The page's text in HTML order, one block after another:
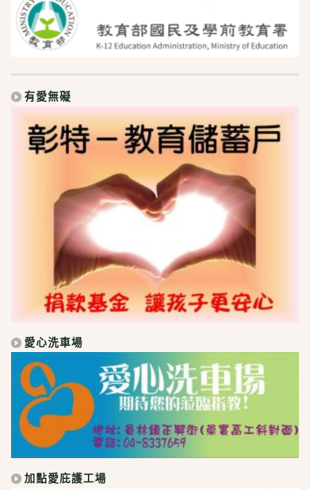
有愛無礙
愛心洗車場
加點愛庇護工場